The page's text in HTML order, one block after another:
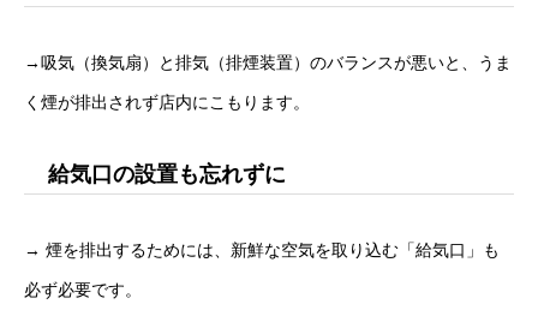
→吸気（換気扇）と排気（排煙装置）のバランスが悪いと、うま
く煙が排出されず店内にこもります。
給気口の設置も忘れずに
→ 煙を排出するためには、新鮮な空気を取り込む「給気口」も
必ず必要です。